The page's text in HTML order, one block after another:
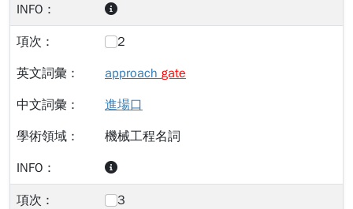
2
approach gate
進場口
機械工程名詞
3